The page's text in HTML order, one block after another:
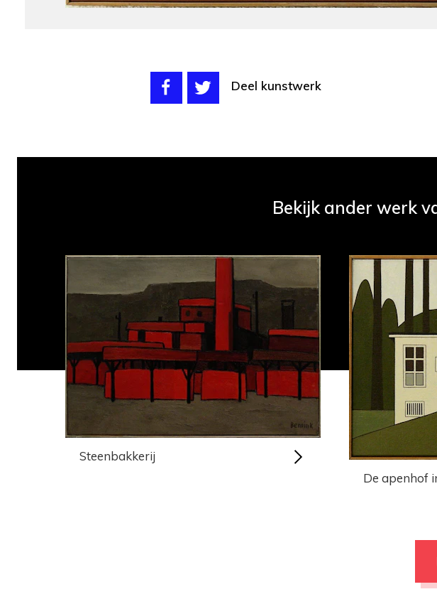
Deel kunstwerk
Bekijk ander werk
Steenbakkerij
De apenhof